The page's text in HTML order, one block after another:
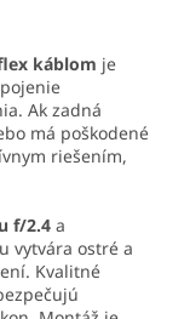
káblom je
Ak zadná
má poškodené
riešením,
f/2.4 a
vytvára ostré a
Kvalitné